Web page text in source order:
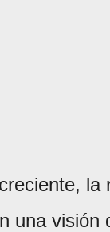
la
una visión